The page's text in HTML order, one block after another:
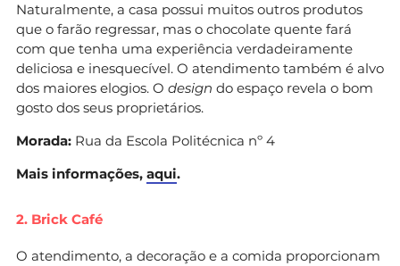
Naturalmente, a casa possui muitos outros produtos
que o farão regressar, mas o chocolate quente fará
com que tenha uma experiência verdadeiramente
deliciosa e inesquecível. O atendimento também é alvo
dos maiores elogios. O design do espaço revela o bom
gosto dos seus proprietários.
Morada: Rua da Escola Politécnica nº 4
Mais informações, aqui.
2. Brick Café
O atendimento, a decoração e a comida proporcionam